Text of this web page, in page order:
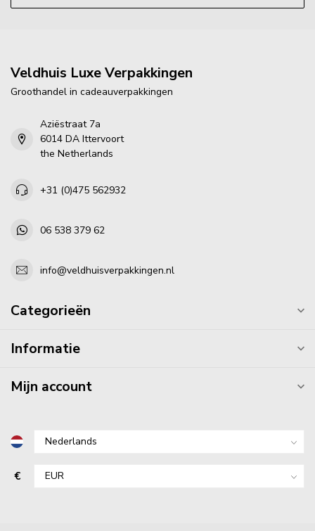
Veldhuis Luxe Verpakkingen
Groothandel in cadeauverpakkingen
Aziëstraat 7a
6014 DA Ittervoort
the Netherlands
+31 (0)475 562932
06 538 379 62
info@veldhuisverpakkingen.nl
Categorieën
Informatie
Mijn account
€